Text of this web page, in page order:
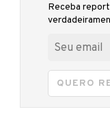
Receba
QUERO